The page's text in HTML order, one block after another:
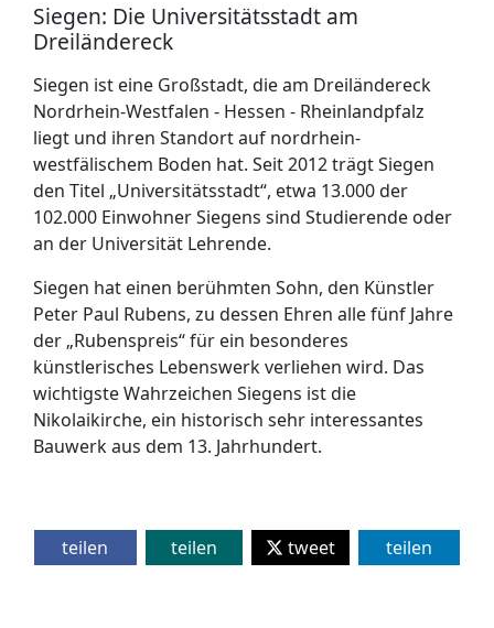
Siegen: Die Universitätsstadt am
Dreiländereck
Siegen ist eine Großstadt, die am Dreiländereck
Nordrhein-Westfalen - Hessen - Rheinlandpfalz
liegt und ihren Standort auf nordrhein-
westfälischem Boden hat. Seit 2012 trägt Siegen
den Titel „Universitätsstadt“, etwa 13.000 der
102.000 Einwohner Siegens sind Studierende oder
an der Universität Lehrende.
Siegen hat einen berühmten Sohn, den Künstler
Peter Paul Rubens, zu dessen Ehren alle fünf Jahre
der „Rubenspreis“ für ein besonderes
künstlerisches Lebenswerk verliehen wird. Das
wichtigste Wahrzeichen Siegens ist die
Nikolaikirche, ein historisch sehr interessantes
Bauwerk aus dem 13. Jahrhundert.
teilen teilen tweet teilen